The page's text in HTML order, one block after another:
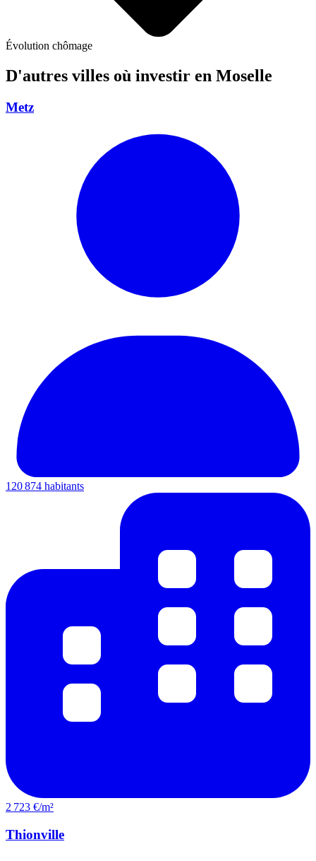
Évolution chômage
D'autres villes où investir en Moselle
Metz
120 874 habitants
2 723 €/m²
Thionville